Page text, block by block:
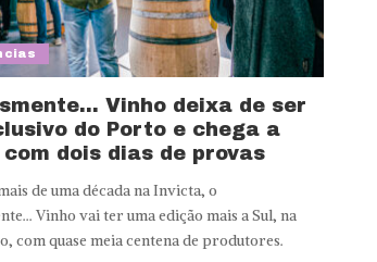
Vinho deixa de ser
do Porto e chega a
com dois dias de provas
de uma década na Invicta, o
Vinho vai ter uma edição mais a Sul, na
com quase meia centena de produtores.